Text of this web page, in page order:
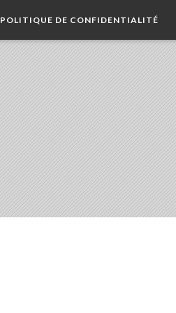
POLITIQUE DE CONFIDENTIALITÉ